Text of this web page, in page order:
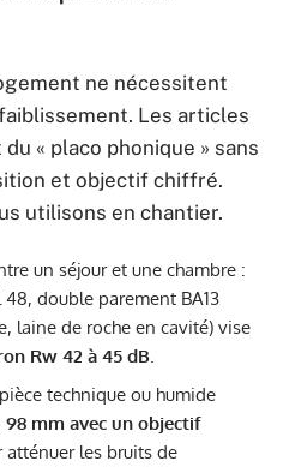
ne nécessitent
Les articles
« placo phonique » sans
et objectif chiffré.
utilisons en chantier.
un séjour et une chambre :
double parement BA13
laine de roche en cavité) vise
Rw 42 à 45 dB.
technique ou humide
98 mm avec un objectif
atténuer les bruits de